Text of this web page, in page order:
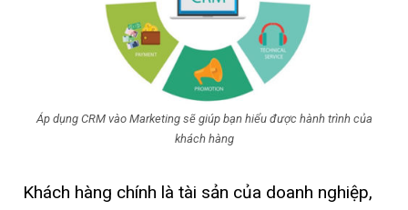
Áp dụng CRM vào Marketing sẽ giúp bạn hiểu được hành trình của
khách hàng
Khách hàng chính là tài sản của doanh nghiệp,